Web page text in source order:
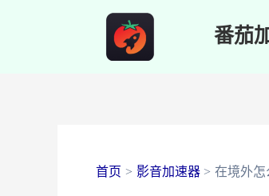
番茄
首页 影音加速器 在境外怎